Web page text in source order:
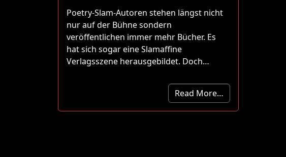
Poetry-Slam-Autoren stehen längst nicht
nur auf der Bühne sondern
veröffentlichen immer mehr Bücher. Es
hat sich sogar eine Slamaffine
Verlagsszene herausgebildet. Doch…
Read More…